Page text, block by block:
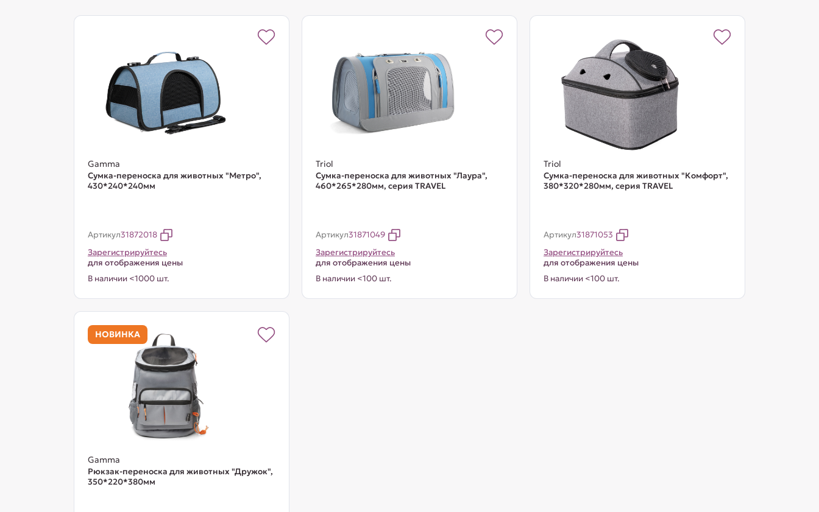
Gamma
Сумка-переноска для животных "Метро",
430*240*240мм
Артикул31872018
Зарегистрируйтесь
для отображения цены
В наличии <1000 шт.
Triol
Сумка-переноска для животных "Лаура",
460*265*280мм, серия TRAVEL
Артикул31871049
Зарегистрируйтесь
для отображения цены
В наличии <100 шт.
Triol
Сумка-переноска для животных "Комфорт",
380*320*280мм, серия TRAVEL
Артикул31871053
Зарегистрируйтесь
для отображения цены
В наличии <100 шт.
НОВИНКА
Gamma
Рюкзак-переноска для животных "Дружок",
350*220*380мм